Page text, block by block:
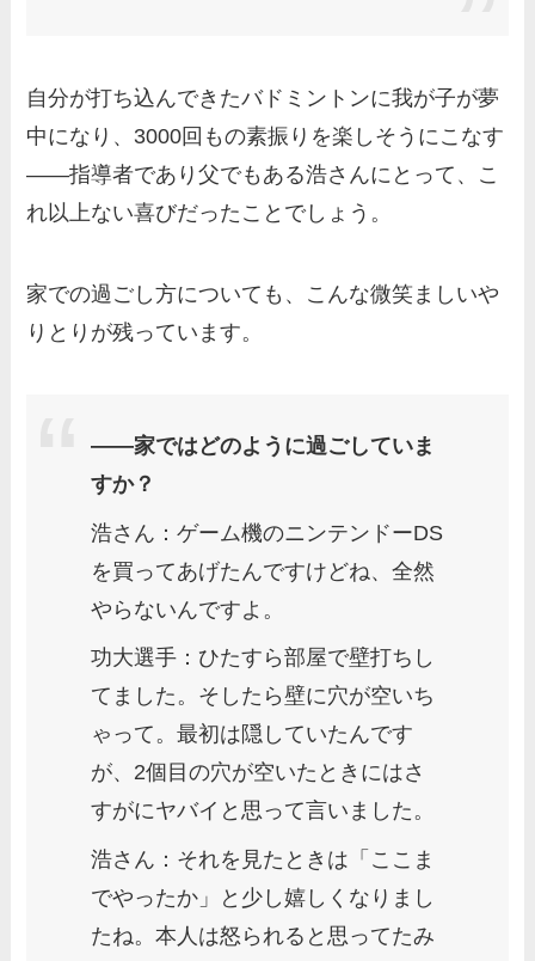
自分が打ち込んできたバドミントンに我が子が夢
中になり、3000回もの素振りを楽しそうにこなす
——指導者であり父でもある浩さんにとって、こ
れ以上ない喜びだったことでしょう。
家での過ごし方についても、こんな微笑ましいや
りとりが残っています。
――家ではどのように過ごしていま
すか？
浩さん：ゲーム機のニンテンドーDS
を買ってあげたんですけどね、全然
やらないんですよ。
功大選手：ひたすら部屋で壁打ちし
てました。そしたら壁に穴が空いち
ゃって。最初は隠していたんです
が、2個目の穴が空いたときにはさ
すがにヤバイと思って言いました。
浩さん：それを見たときは「ここま
でやったか」と少し嬉しくなりまし
たね。本人は怒られると思ってたみ